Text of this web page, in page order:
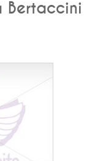
Bertaccini